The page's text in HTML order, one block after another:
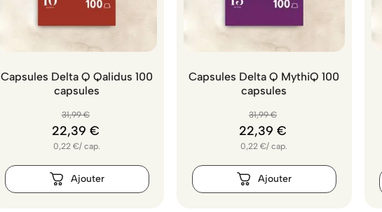
Capsules Delta Q Qalidus 100
capsules
31,99 €
22,39 €
0,22 €/cap.
Capsules Delta Q MythiQ 100
capsules
31,99 €
22,39 €
0,22 €/cap.